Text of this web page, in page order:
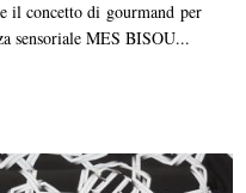
il concetto di gourmand per
sensoriale MES BISOU...